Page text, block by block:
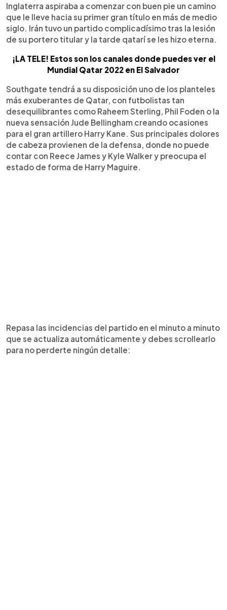
Inglaterra aspiraba a comenzar con buen pie un camino
que le lleve hacia su primer gran título en más de medio
siglo. Irán tuvo un partido complicadísimo tras la lesión
de su portero titular y la tarde qatarí se les hizo eterna.
¡LA TELE! Estos son los canales donde puedes ver el
Mundial Qatar 2022 en El Salvador
Southgate tendrá a su disposición uno de los planteles
más exuberantes de Qatar, con futbolistas tan
desequilibrantes como Raheem Sterling, Phil Foden o la
nueva sensación Jude Bellingham creando ocasiones
para el gran artillero Harry Kane. Sus principales dolores
de cabeza provienen de la defensa, donde no puede
contar con Reece James y Kyle Walker y preocupa el
estado de forma de Harry Maguire.
Repasa las incidencias del partido en el minuto a minuto
que se actualiza automáticamente y debes scrollearlo
para no perderte ningún detalle: